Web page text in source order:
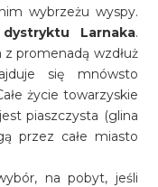
wybrzeżu wyspy.
dystryktu Larnaka.
z promenadą wzdłuż
się mnówsto
życie towarzyskie
piaszczysta (glina
przez całe miasto
na pobyt, jeśli